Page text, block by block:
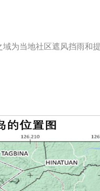
为当地社区遮风挡雨和